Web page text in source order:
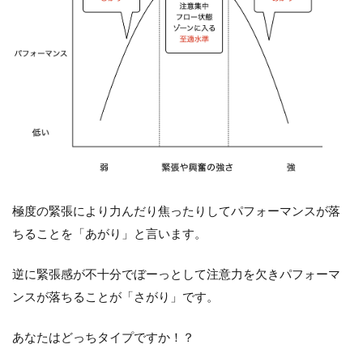
極度の緊張により力んだり焦ったりしてパフォーマンスが落
ちることを「あがり」と言います。
逆に緊張感が不十分でぼーっとして注意力を欠きパフォーマ
ンスが落ちることが「さがり」です。
あなたはどっちタイプですか！？